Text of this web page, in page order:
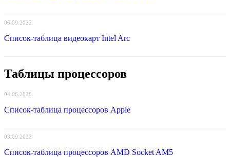
06.09.2022
Список-таблица видеокарт Intel Arc
Таблицы процессоров
04.06.2026
Список-таблица процессоров Apple
03.09.2022
Список-таблица процессоров AMD Socket AM5